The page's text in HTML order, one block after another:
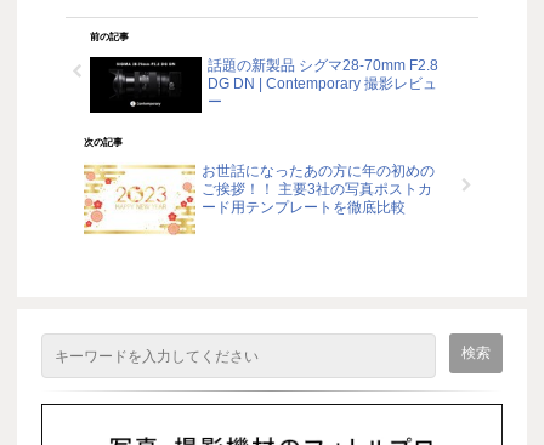
前の記事
話題の新製品 シグマ28-70mm F2.8
DG DN | Contemporary 撮影レビュ
ー
次の記事
お世話になったあの方に年の初めの
ご挨拶！！ 主要3社の写真ポストカ
ード用テンプレートを徹底比較